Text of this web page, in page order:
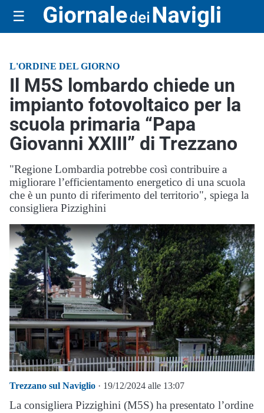
☰
L'ORDINE DEL GIORNO
Il M5S lombardo chiede un
impianto fotovoltaico per la
scuola primaria “Papa
Giovanni XXIII” di Trezzano
"Regione Lombardia potrebbe così contribuire a
migliorare l’efficientamento energetico di una scuola
che è un punto di riferimento del territorio", spiega la
consigliera Pizzighini
Trezzano sul Naviglio · 19/12/2024 alle 13:07
La consigliera Pizzighini (M5S) ha presentato l’ordine